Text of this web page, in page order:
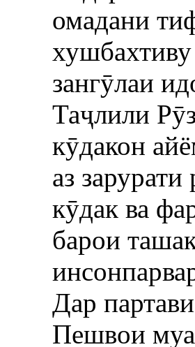
омадани
зангӯлаи
Таҷлили
кӯдакон
аз
кӯдак ва
барои
Дар
Пешвои